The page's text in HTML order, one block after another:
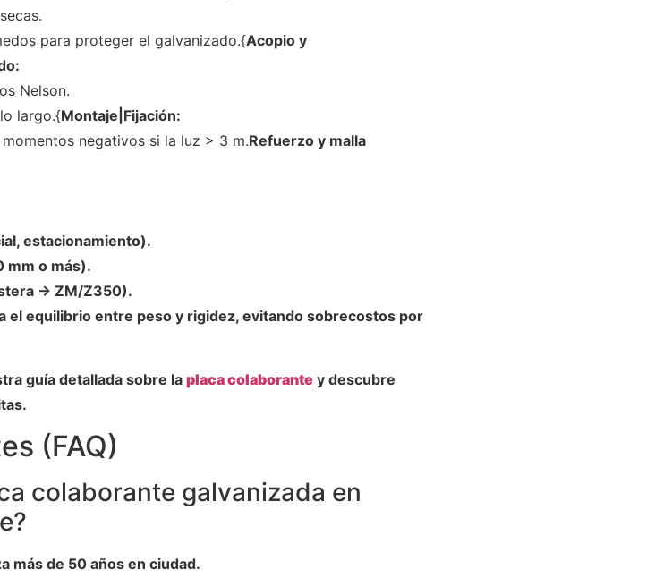
para proteger el galvanizado.{Acopio y
Nelson.
largo.{Montaje|Fijación:
negativos si la luz > 3 m.Refuerzo y malla
estacionamiento).
mm o más).
→ ZM/Z350).
el equilibrio entre peso y rigidez, evitando sobrecostos por
guía detallada sobre laplaca colaborante y descubre
(FAQ)
colaborante galvanizada en
más de 50 años en ciudad.